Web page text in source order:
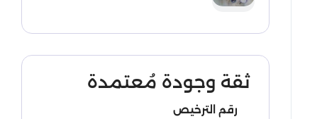
ثقة وجودة مُعتمدة
رقم الترخيص